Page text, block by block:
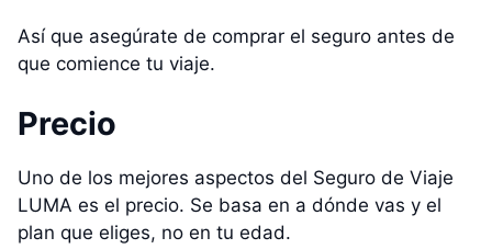
Así que asegúrate de comprar el seguro antes de
que comience tu viaje.
Precio
Uno de los mejores aspectos del Seguro de Viaje
LUMA es el precio. Se basa en a dónde vas y el
plan que eliges, no en tu edad.